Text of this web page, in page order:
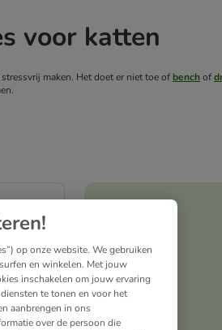
voor katten
maken. Het doet er niet toe ofbenchof
op onze website. We gebruiken
en winkelen. Met jouw
inschakelen om jouw ervaring
te tonen en voor het
aanbrengen in ons
over de persoon die